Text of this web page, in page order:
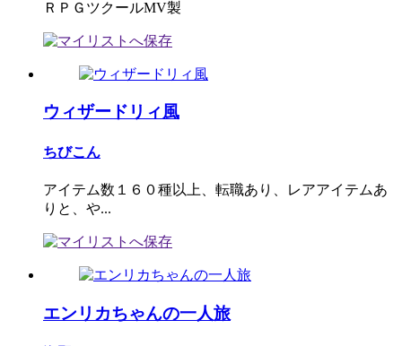
ＲＰＧツクールMV製
ウィザードリィ風
ちびこん
アイテム数１６０種以上、転職あり、レアアイテムあ
りと、や...
エンリカちゃんの一人旅